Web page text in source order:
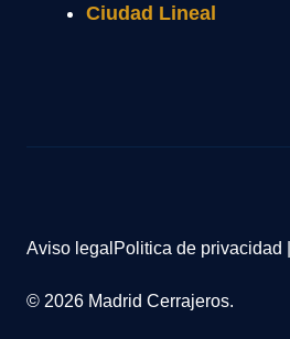
Ciudad Lineal
© 2026 Madrid Cerrajeros.
Aviso legal Politica de privacidad